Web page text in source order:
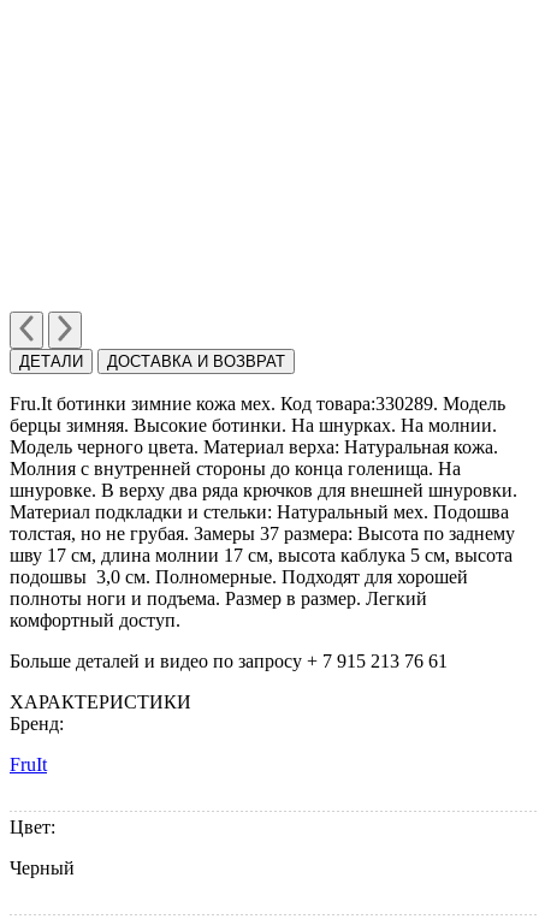
ДЕТАЛИ ДОСТАВКА И ВОЗВРАТ
Fru.It ботинки зимние кожа мех. Код товара:330289. Модель
берцы зимняя. Высокие ботинки. На шнурках. На молнии.
Модель черного цвета. Материал верха: Натуральная кожа.
Молния с внутренней стороны до конца голенища. На
шнуровке. В верху два ряда крючков для внешней шнуровки.
Материал подкладки и стельки: Натуральный мех. Подошва
толстая, но не грубая. Замеры 37 размера: Высота по заднему
шву 17 см, длина молнии 17 см, высота каблука 5 см, высота
подошвы 3,0 см. Полномерные. Подходят для хорошей
полноты ноги и подъема. Размер в размер. Легкий
комфортный доступ.
Больше деталей и видео по запросу + 7 915 213 76 61
ХАРАКТЕРИСТИКИ
Бренд:
FruIt
Цвет:
Черный